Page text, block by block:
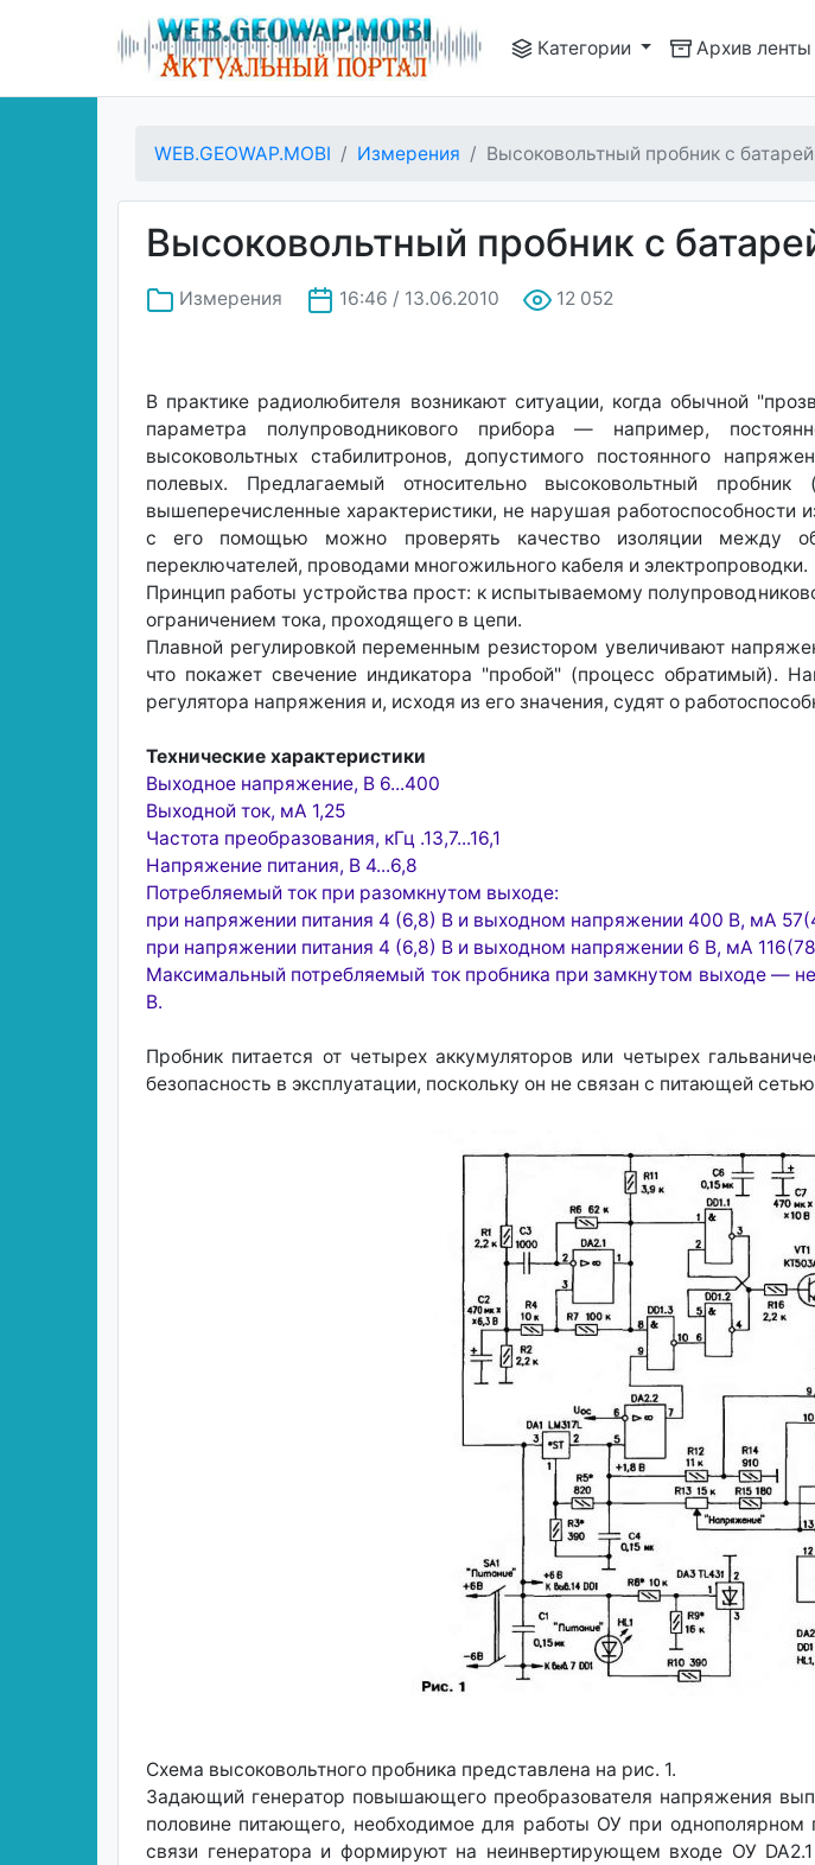
Категории Архив ленты
WEB.GEOWAP.MOBI Измерения Высоковольтный пробник с
Высоковольтный пробник с
Измерения 16:46 / 13.06.2010 12 052
В практике радиолюбителя возникают ситуации, когда обычной
параметра полупроводникового прибора — например,
высоковольтных стабилитронов, допустимого постоянного
полевых. Предлагаемый относительно высоковольтный
вышеперечисленные характеристики, не нарушая работоспособности
с его помощью можно проверять качество изоляции между
переключателей, проводами многожильного кабеля и электропроводки.
Принцип работы устройства прост: к испытываемому
ограничением тока, проходящего в цепи.
Плавной регулировкой переменным резистором увеличивают
что покажет свечение индикатора "пробой" (процесс обратимый).
регулятора напряжения и, исходя из его значения, судят о
Технические характеристики
Выходное напряжение, В 6...400
Выходной ток, мА 1,25
Частота преобразования, кГц .13,7...16,1
Напряжение питания, В 4...6,8
Потребляемый ток при разомкнутом выходе:
при напряжении питания 4 (6,8) В и выходном напряжении 400 В, мА
при напряжении питания 4 (6,8) В и выходном напряжении 6 В, мА
Максимальный потребляемый ток пробника при замкнутом выходе —
В.
Пробник питается от четырех аккумуляторов или четырех
безопасность в эксплуатации, поскольку он не связан с питающей
Схема высоковольтного пробника представлена на рис. 1.
Задающий генератор повышающего преобразователя напряжения
половине питающего, необходимое для работы ОУ при однополярном
связи генератора и формируют на неинвертирующем входе ОУ